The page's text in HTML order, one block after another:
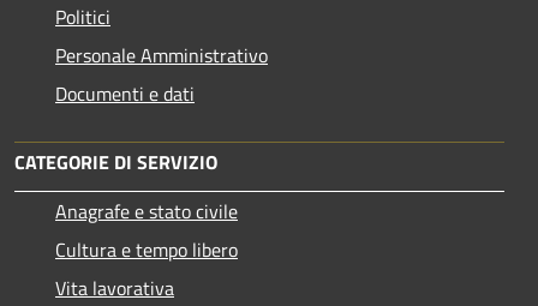
Politici
Personale Amministrativo
Documenti e dati
CATEGORIE DI SERVIZIO
Anagrafe e stato civile
Cultura e tempo libero
Vita lavorativa